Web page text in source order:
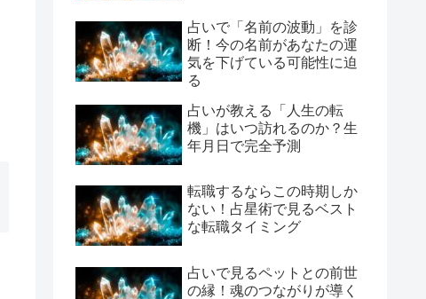
占いで「名前の波動」を診
断！今の名前があなたの運
気を下げている可能性に迫
る
占いが教える「人生の転
機」はいつ訪れるのか？生
年月日で完全予測
転職するならこの時期しか
ない！占星術で見るベスト
な転職タイミング
占いで見るペットとの前世
の縁！魂のつながりが導く